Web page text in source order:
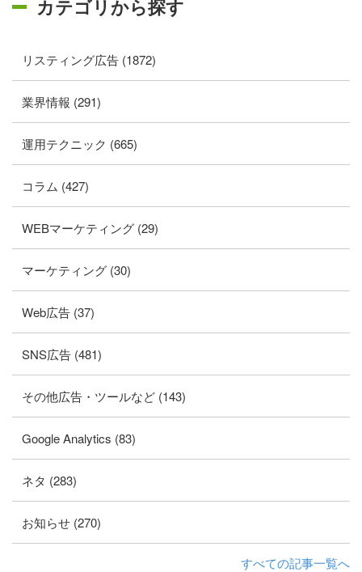
カテゴリから探す
リスティング広告 (1872)
業界情報 (291)
運用テクニック (665)
コラム (427)
WEBマーケティング (29)
マーケティング (30)
Web広告 (37)
SNS広告 (481)
その他広告・ツールなど (143)
Google Analytics (83)
ネタ (283)
お知らせ (270)
すべての記事一覧へ